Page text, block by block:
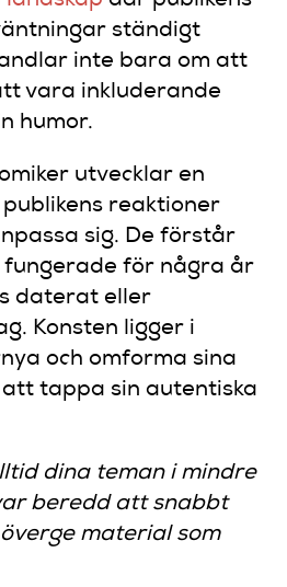
ständigt
inte bara om att
vara inkluderande
humor.
utvecklar en
reaktioner
sig. De förstår
för några år
daterat eller
Konsten ligger i
och omforma sina
tappa sin autentiska
dina teman i mindre
beredd att snabbt
material som